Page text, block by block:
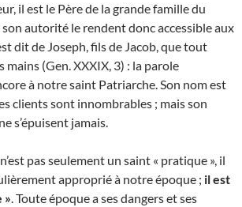
il est le Père de la grande famille du
son autorité le rendent donc accessible aux
dit de Joseph, fils de Jacob, que tout
(Gen. XXXIX, 3) : la parole
à notre saint Patriarche. Son nom est
clients sont innombrables ; mais son
s’épuisent jamais.
pas seulement un saint « pratique », il
approprié à notre époque ; il est
». Toute époque a ses dangers et ses